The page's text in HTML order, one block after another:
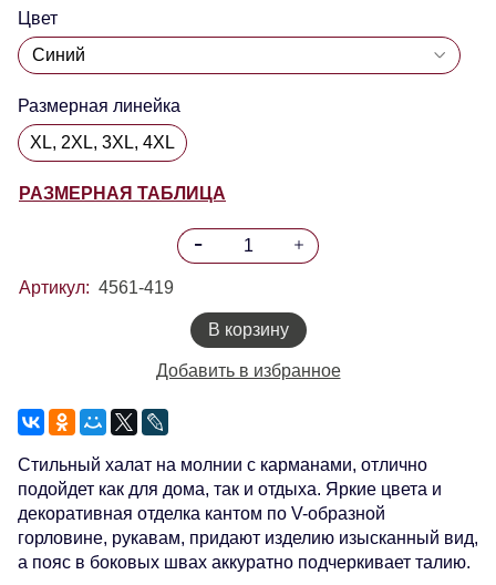
Цвет
Размерная линейка
XL, 2XL, 3XL, 4XL
РАЗМЕРНАЯ ТАБЛИЦА
Артикул: 4561-419
В корзину
Добавить в избранное
Стильный халат на молнии с карманами, отлично
подойдет как для дома, так и отдыха. Яркие цвета и
декоративная отделка кантом по V-образной
горловине, рукавам, придают изделию изысканный вид,
а пояс в боковых швах аккуратно подчеркивает талию.